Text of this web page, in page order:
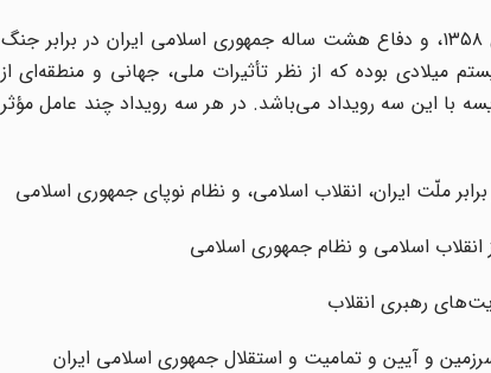
پیروزی انقلاب اسلامی در سال ۱۳۵۷، تسخیر سفارت آمریکا در تهران در سال ۱۳۵۸، و دفاع هشت ساله جمهوری اسلامی ایران در برابر جنگ
قرن بیستم میلادی بوده که از نظر تأثیرات ملی، جهانی و منطقه‌ای از
با این سه رویداد می‌باشد. در هر سه رویداد چند عامل مؤثر
ملّت ایران، انقلاب اسلامی، و نظام نوپای جمهوری اسلامی
اسلامی و نظام جمهوری اسلامی
رهبری انقلاب
و آیین و تمامیت و استقلال جمهوری اسلامی ایران